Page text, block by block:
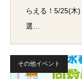
らえる！5/25(木
選…
その他イベント